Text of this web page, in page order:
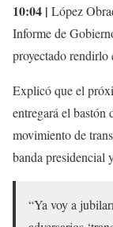
10:04 | López
Informe de
proyectado rendirlo
Explicó que el
entregará el bastón
movimiento de
banda presidencial
“Ya voy a